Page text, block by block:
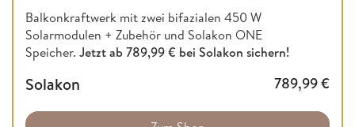
Balkonkraftwerk mit zwei bifazialen 450 W
Solarmodulen + Zubehör und Solakon ONE
Speicher. Jetzt ab 789,99 € bei Solakon sichern!
Solakon 789,99€